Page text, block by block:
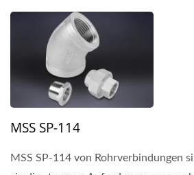
MSS SP-114
MSS SP-114 von Rohrverbindungen